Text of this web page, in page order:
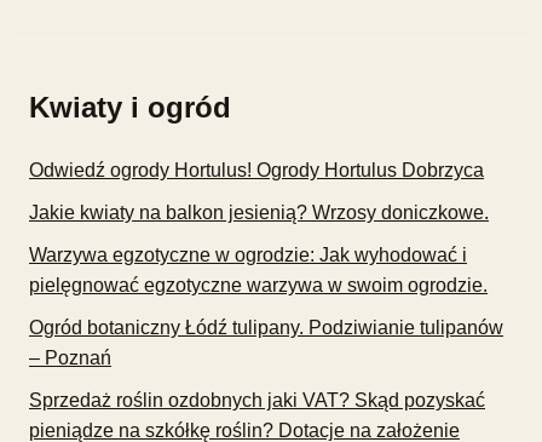
Kwiaty i ogród
Odwiedź ogrody Hortulus! Ogrody Hortulus Dobrzyca
Jakie kwiaty na balkon jesienią? Wrzosy doniczkowe.
Warzywa egzotyczne w ogrodzie: Jak wyhodować i
pielęgnować egzotyczne warzywa w swoim ogrodzie.
Ogród botaniczny Łódź tulipany. Podziwianie tulipanów
– Poznań
Sprzedaż roślin ozdobnych jaki VAT? Skąd pozyskać
pieniądze na szkółkę roślin? Dotacje na założenie